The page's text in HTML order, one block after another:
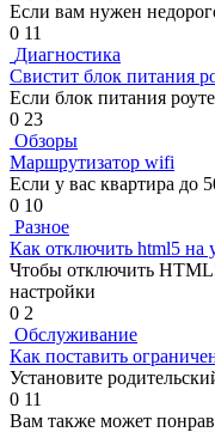
Если вам нужен
0 11
Диагностика
Свистит блок питания
Если блок питания
0 23
Обзоры
Маршрутизатор wifi
Если у вас квартира до
0 10
Разное
Как отключить html5 на
Чтобы отключить
настройки
0 2
Обслуживание
Как поставить
Установите
0 11
Вам также может